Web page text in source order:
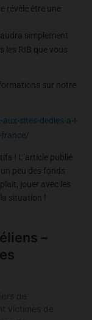
révèle être une
simplement
les RIB que vous
sur notre
sites-dedies-a-l-
france/
! L’article publié
peu des fonds
jouer avec les
situation !